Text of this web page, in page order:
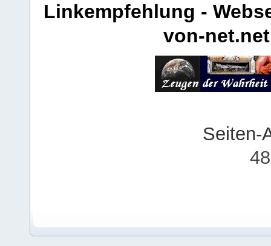
Linkempfehlung -
von-net.net
Seiten-